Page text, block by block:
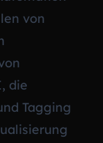
von
die
Tagging